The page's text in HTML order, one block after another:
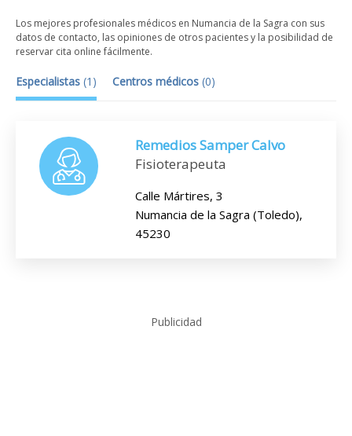
Los mejores profesionales médicos en Numancia de la Sagra con sus
datos de contacto, las opiniones de otros pacientes y la posibilidad de
reservar cita online fácilmente.
Especialistas (1 ) Centros médicos (0)
Remedios Samper Calvo
Fisioterapeuta
Calle Mártires, 3
Numancia de la Sagra (Toledo),
45230
Publicidad